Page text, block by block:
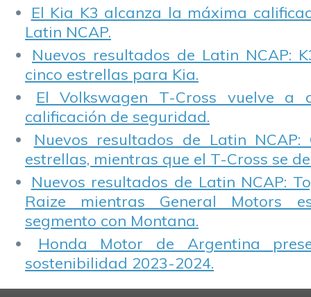
El Kia K3 alcanza la máxima
Latin NCAP.
Nuevos resultados de Latin NCAP:
cinco estrellas para Kia.
El Volkswagen T-Cross vuelve a
calificación de seguridad.
Nuevos resultados de Latin NCAP:
estrellas, mientras que el T-Cross se
Nuevos resultados de Latin NCAP:
Raize mientras General Motors
segmento con Montana.
Honda Motor de Argentina
sostenibilidad 2023-2024.